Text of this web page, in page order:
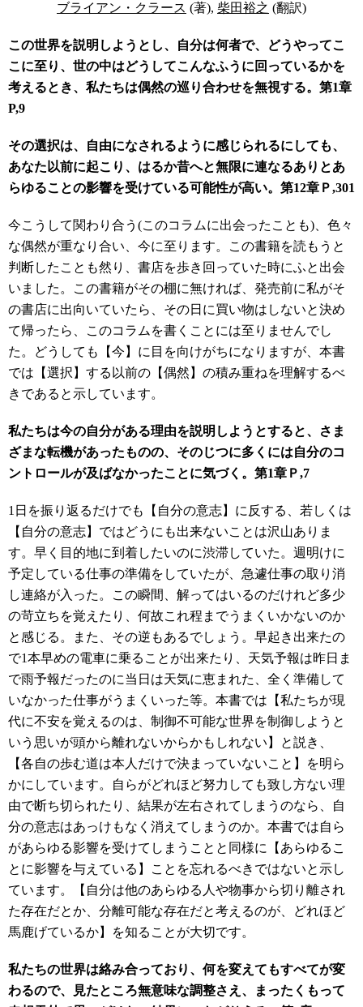
ブライアン・クラース (著), 柴田裕之 (翻訳)
この世界を説明しようとし、自分は何者で、どうやってこ
こに至り、世の中はどうしてこんなふうに回っているかを
考えるとき、私たちは偶然の巡り合わせを無視する。第1章
P,9
その選択は、自由になされるように感じられるにしても、
あなた以前に起こり、はるか昔へと無限に連なるありとあ
らゆることの影響を受けている可能性が高い。第12章Ｐ,301
今こうして関わり合う (このコラムに出会ったことも) 、色々
な偶然が重なり合い、今に至ります。この書籍を読もうと
判断したことも然り、書店を歩き回っていた時にふと出会
いました。この書籍がその棚に無ければ、発売前に私がそ
の書店に出向いていたら、その日に買い物はしないと決め
て帰ったら、このコラムを書くことには至りませんでし
た。どうしても【今】に目を向けがちになりますが、本書
では【選択】する以前の【偶然】の積み重ねを理解するべ
きであると示しています。
私たちは今の自分がある理由を説明しようとすると、さま
ざまな転機があったものの、そのじつに多くには自分のコ
ントロールが及ばなかったことに気づく。第1章Ｐ,7
1 日を振り返るだけでも【自分の意志】に反する、若しくは
【自分の意志】ではどうにも出来ないことは沢山ありま
す。早く目的地に到着したいのに渋滞していた。週明けに
予定している仕事の準備をしていたが、急遽仕事の取り消
し連絡が入った。この瞬間、解ってはいるのだけれど多少
の苛立ちを覚えたり、何故これ程までうまくいかないのか
と感じる。また、その逆もあるでしょう。早起き出来たの
で1本早めの電車に乗ることが出来たり、天気予報は昨日ま
で雨予報だったのに当日は天気に恵まれた、全く準備して
いなかった仕事がうまくいった等。本書では【私たちが現
代に不安を覚えるのは、制御不可能な世界を制御しようと
いう思いが頭から離れないからかもしれない】と説き、
【各自の歩む道は本人だけで決まっていないこと】を明ら
かにしています。自らがどれほど努力しても致し方ない理
由で断ち切られたり、結果が左右されてしまうのなら、自
分の意志はあっけもなく消えてしまうのか。本書では自ら
があらゆる影響を受けてしまうことと同様に【あらゆるこ
とに影響を与えている】ことを忘れるべきではないと示し
ています。【自分は他のあらゆる人や物事から切り離され
た存在だとか、分離可能な存在だと考えるのが、どれほど
馬鹿げているか】を知ることが大切です。
私たちの世界は絡み合っており、何を変えてもすべてが変
わるので、見たところ無意味な調整さえ、まったくもって